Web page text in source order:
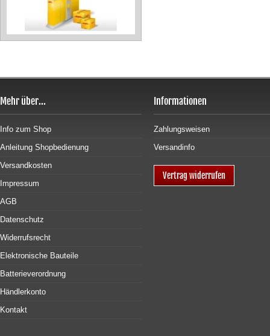
Mehr über...
Info zum Shop
Anleitung Shopbedienung
Versandkosten
Impressum
AGB
Datenschutz
Widerrufsrecht
Elektronische Bauteile
Batterieverordnung
Händlerkonto
Kontakt
Informationen
Zahlungsweisen
Versandinfo
Vertrag widerrufen